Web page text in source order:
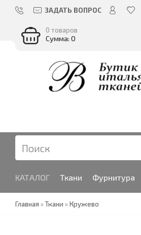
ЗАДАТЬ ВОПРОС
0 товаров
Сумма: 0
КАТАЛОГ Ткани Фурнитура
Главная »Ткани »Кружево